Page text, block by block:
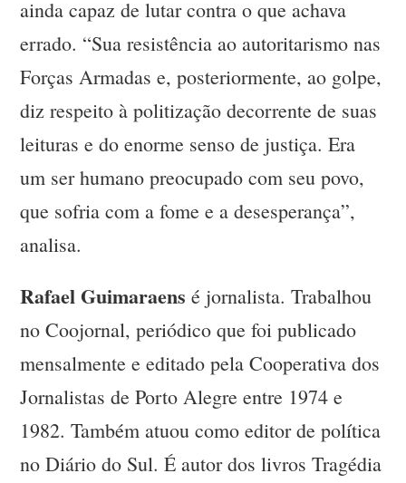
ainda capaz de lutar contra o que achava
errado. “Sua resistência ao autoritarismo nas
Forças Armadas e, posteriormente, ao golpe,
diz respeito à politização decorrente de suas
leituras e do enorme senso de justiça. Era
um ser humano preocupado com seu povo,
que sofria com a fome e a desesperança”,
analisa.
Rafael Guimaraens é jornalista. Trabalhou
no Coojornal, periódico que foi publicado
mensalmente e editado pela Cooperativa dos
Jornalistas de Porto Alegre entre 1974 e
1982. Também atuou como editor de política
no Diário do Sul. É autor dos livros Tragédia